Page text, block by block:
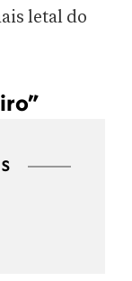
letal do